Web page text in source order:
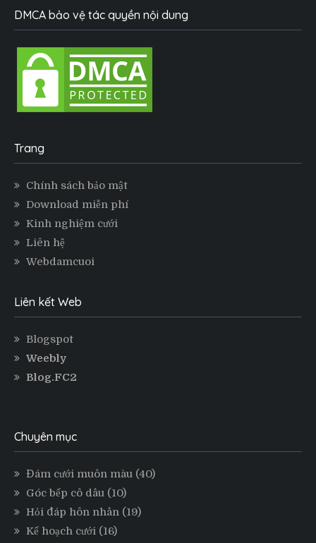
DMCA bảo vệ tác quyền nội dung
Trang
Chính sách bảo mật
Download miễn phí
Kinh nghiệm cưới
Liên hệ
Webdamcuoi
Liên kết Web
Blogspot
Weebly
Blog.FC2
Chuyên mục
Đám cưới muôn màu (40)
Góc bếp cô dâu (10)
Hỏi đáp hôn nhân (19)
Kế hoạch cưới (16)